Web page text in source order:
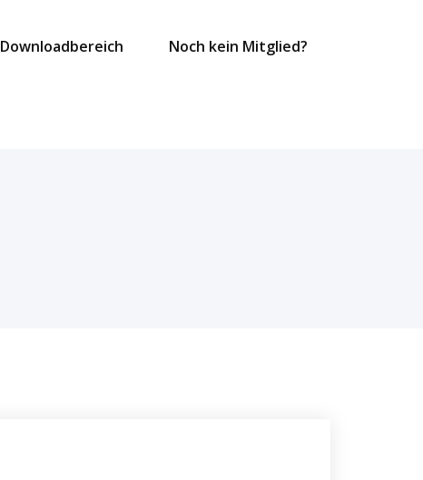
Downloadbereich Noch kein Mitglied?